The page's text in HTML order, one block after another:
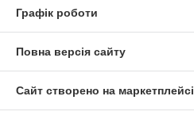
Графік роботи
Повна версія сайту
Сайт створено на маркетплейсі